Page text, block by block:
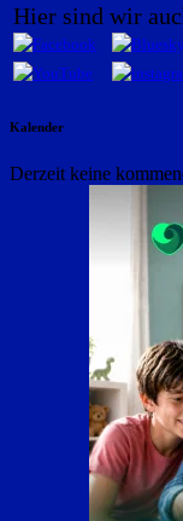
Hier sind wir
Kalender
Derzeit keine